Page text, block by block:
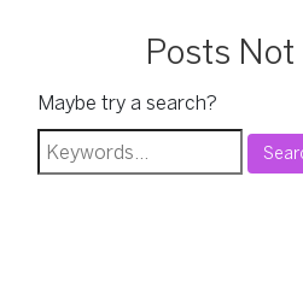
Posts Not
Maybe try a search?